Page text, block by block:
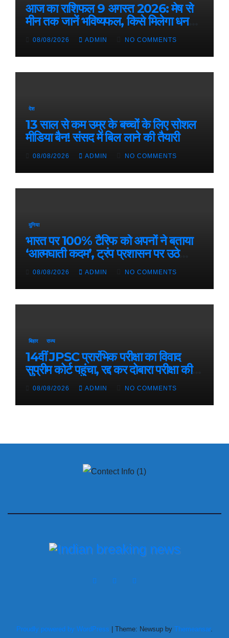
आज का राशिफल 9 अगस्त 2026: मेष से
मीन तक जानें भविष्यफल, किसे मिलेगा धन
लाभ
08/08/2026 ADMIN NO COMMENTS
देश
13 साल से कम उम्र के बच्चों के लिए सोशल
मीडिया बैन! संसद में बिल लाने की तैयारी
08/08/2026 ADMIN NO COMMENTS
दुनिया
भारत पर 100% टैरिफ को अपनों ने बताया
‘आत्मघाती कदम’, ट्रंप प्रशासन पर उठे
सवाल
08/08/2026 ADMIN NO COMMENTS
बिहार राज्य
14वीं JPSC प्रारंभिक परीक्षा का विवाद
सुप्रीम कोर्ट पहुंचा, रद्द कर दोबारा परीक्षा की
मांग
08/08/2026 ADMIN NO COMMENTS
Proudly powered by WordPress Theme: Newsup by Themeansar.